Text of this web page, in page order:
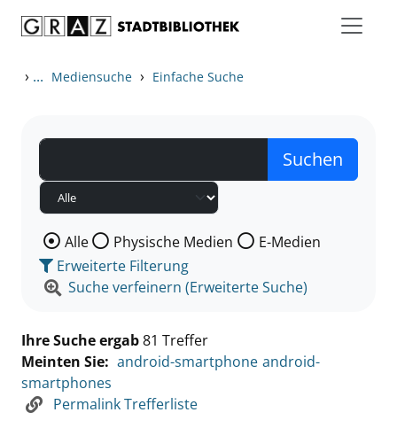
› ... Mediensuche › Einfache Suche
Wählen Sie die Medienart nach der Sie suchen wollen.
Alle Physische Medien
E-Medien
Erweiterte Filterung
Suche verfeinern (Erweiterte Suche)
Ihre Suche ergab81 Treffer
Meinten Sie: android-smartphone android-
smartphones
Permalink Trefferliste